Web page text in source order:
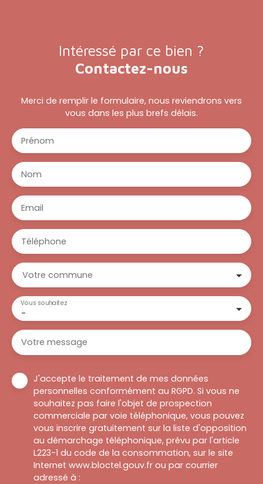
Intéressé par ce bien ?
Contactez-nous
Merci de remplir le formulaire, nous reviendrons vers
vous dans les plus brefs délais.
Prénom
Nom
Email
Téléphone
Votre commune
-
Vous souhaitez
Votre message
J'accepte le traitement de mes données
personnelles conformément au RGPD. Si vous ne
souhaitez pas faire l'objet de prospection
commerciale par voie téléphonique, vous pouvez
vous inscrire gratuitement sur la liste d'opposition
au démarchage téléphonique, prévu par l'article
L223-1 du code de la consommation, sur le site
Internet www.bloctel.gouv.fr ou par courrier
adressé à :